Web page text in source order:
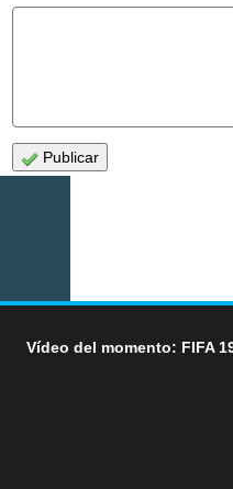
Publicar
Vídeo del momento: FIFA